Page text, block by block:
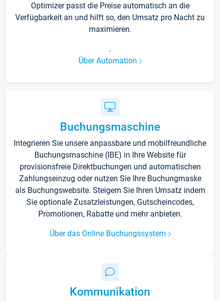
Optimizer passt die Preise automatisch an die
Verfügbarkeit an und hilft so, den Umsatz pro Nacht zu
maximieren.
.
Über Automation
Buchungsmaschine
Integrieren Sie unsere anpassbare und mobilfreundliche
Buchungsmaschine (IBE) in Ihre Website für
provisionsfreie Direktbuchungen und automatischen
Zahlungseinzug oder nutzen Sie Ihre Buchungmaske
als Buchungswebsite. Steigern Sie Ihren Umsatz indem
Sie optionale Zusatzleistungen, Gutscheincodes,
Promotionen, Rabatte und mehr anbieten.
Über das Online Buchungssystem
Kommunikation